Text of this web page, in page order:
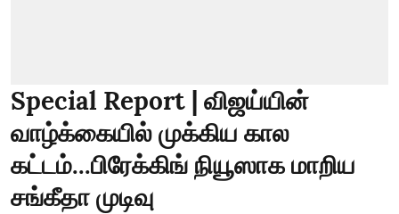
Special Report | விஜய்யின்
வாழ்க்கையில் முக்கிய கால
கட்டம்...பிரேக்கிங் நியூஸாக மாறிய
சங்கீதா முடிவு